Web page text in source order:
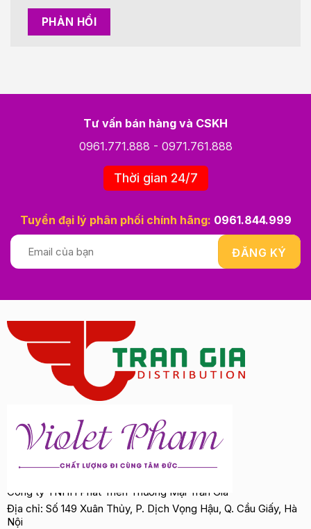
Tư vấn bán hàng và CSKH
0961.771.888 - 0971.761.888
Thời gian 24/7
Tuyển đại lý phân phối chính hãng: 0961.844.999
Công ty TNHH Phát Triển Thương Mại Trần Gia
Địa chỉ: Số 149 Xuân Thủy, P. Dịch Vọng Hậu, Q. Cầu Giấy, Hà
Nội